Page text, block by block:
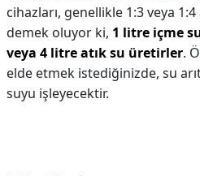
cihazları, genellikle 1:3 veya 1:4
demek oluyor ki, 1 litre içme
veya 4 litre atık su üretirler.
elde etmek istediğinizde, su
suyu işleyecektir.